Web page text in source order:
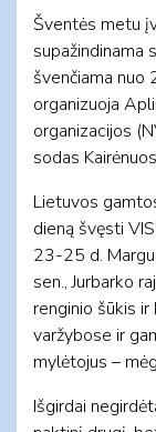
Šventės metu
supažindinama
švenčiama nuo
organizuoja
organizacijos
sodas
Lietuvos
dieną švęsti
23-25 d.
sen., Jurbarko
renginio šūkis
varžybose ir
mylėtojus –
Išgirdai